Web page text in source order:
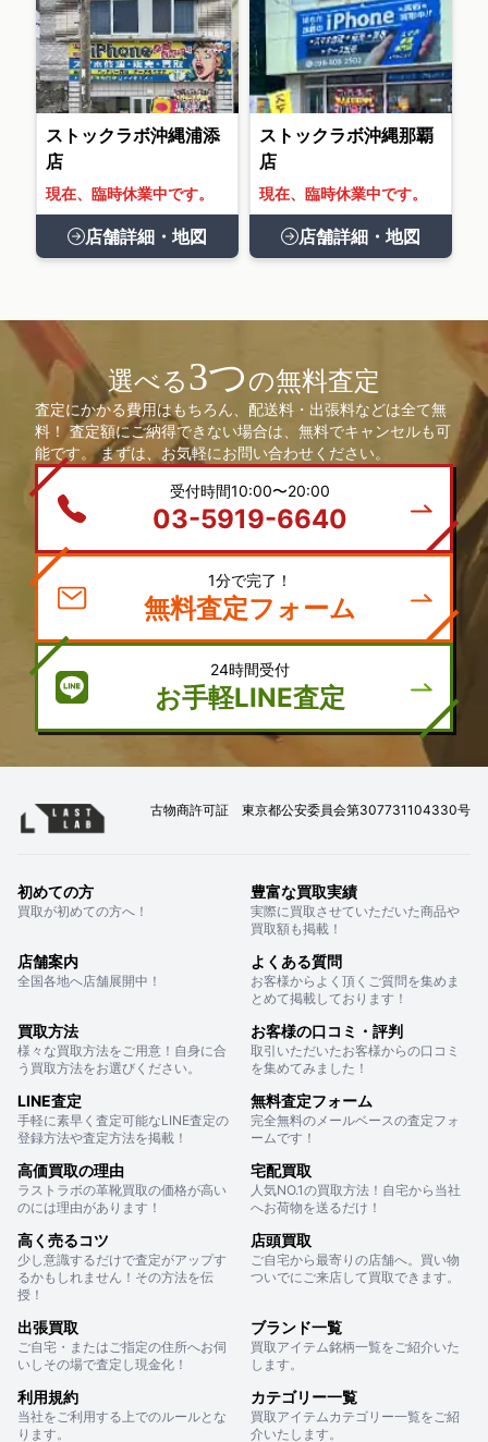
ストックラボ沖縄浦添
店
現在、臨時休業中です。
店舗詳細・地図
ストックラボ沖縄那覇
店
現在、臨時休業中です。
店舗詳細・地図
選べる3つの無料査定
査定にかかる費用はもちろん、配送料・出張料などは全て無
料！ 査定額にご納得できない場合は、無料でキャンセルも可
能です。 まずは、お気軽にお問い合わせください。
受付時間10:00〜20:00
03-5919-6640
1分で完了！
無料査定フォーム
24時間受付
お手軽LINE査定
古物商許可証 東京都公安委員会第307731104330号
初めての方
買取が初めての方へ！
豊富な買取実績
実際に買取させていただいた商品や
買取額も掲載！
店舗案内
全国各地へ店舗展開中！
よくある質問
お客様からよく頂くご質問を集めま
とめて掲載しております！
買取方法
様々な買取方法をご用意！自身に合
う買取方法をお選びください。
お客様の口コミ・評判
取引いただいたお客様からの口コミ
を集めてみました！
LINE査定
手軽に素早く査定可能なLINE査定の
登録方法や査定方法を掲載！
無料査定フォーム
完全無料のメールベースの査定フォ
ームです！
高価買取の理由
ラストラボの革靴買取の価格が高い
のには理由があります！
宅配買取
人気NO.1の買取方法！自宅から当社
へお荷物を送るだけ！
高く売るコツ
少し意識するだけで査定がアップす
るかもしれません！その方法を伝
授！
店頭買取
ご自宅から最寄りの店舗へ。買い物
ついでにご来店して買取できます。
出張買取
ご自宅・またはご指定の住所へお伺
いしその場で査定し現金化！
ブランド一覧
買取アイテム銘柄一覧をご紹介いた
します。
利用規約
当社をご利用する上でのルールとな
ります。
カテゴリー一覧
買取アイテムカテゴリー一覧をご紹
介いたします。